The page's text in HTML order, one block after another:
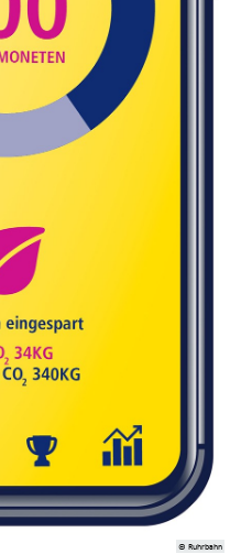
© Ruhrbahn